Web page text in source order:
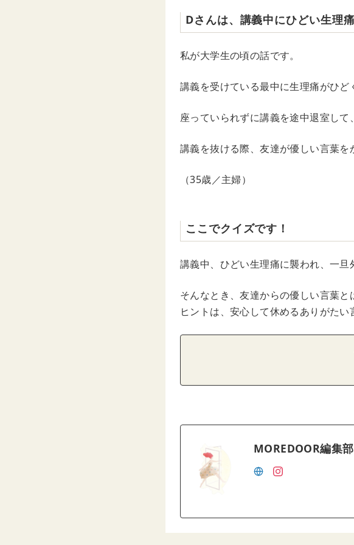
Dさんは、講義中にひどい生理
私が大学生の頃の話です。
講義を受けている最中に生理痛がひど
座っていられずに講義を途中退室して
講義を抜ける際、友達が優しい言葉を
（35歳／主婦）
ここでクイズです！
講義中、ひどい生理痛に襲われ、一旦
そんなとき、友達からの優しい言葉
ヒントは、安心して休めるありがたい
MOREDOOR編集部